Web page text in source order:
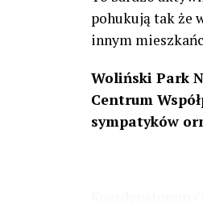
pohukują tak że
innym
Woliński Park
Centrum
sympatyków